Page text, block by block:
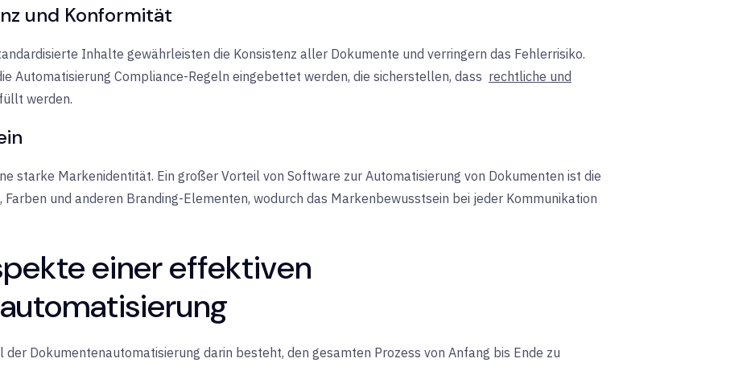
und Konformität
Inhalte gewährleisten die Konsistenz aller Dokumente und verringern das Fehlerrisiko.
Automatisierung Compliance-Regeln eingebettet werden, die sicherstellen, dass rechtliche und
werden.
starke Markenidentität. Ein großer Vorteil von Software zur Automatisierung von Dokumenten ist die
und anderen Branding-Elementen, wodurch das Markenbewusstsein bei jeder Kommunikation
einer effektiven
der Dokumentenautomatisierung darin besteht, den gesamten Prozess von Anfang bis Ende zu